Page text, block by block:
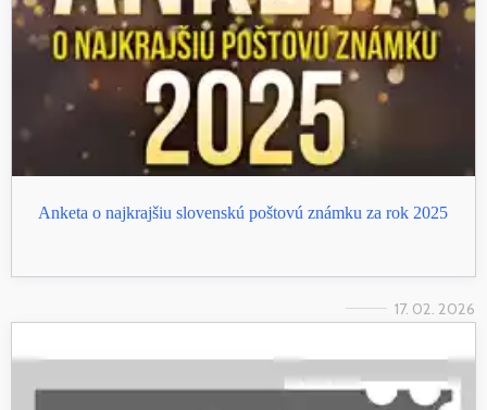
Anketa o najkrajšiu slovenskú poštovú známku za rok 2025
17. 02. 2026